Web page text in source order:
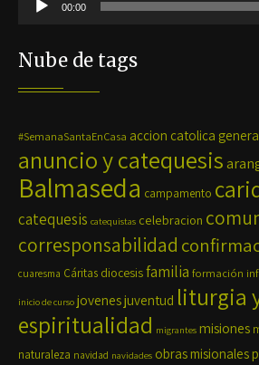
00:00
Nube de tags
#SemanaSantaEnCasa accion catolica
anuncio y catequesis
Balmaseda campamento
catequesis catequistas celebracion
corresponsabilidad
cuaresma Cáritas diocesisfamilia formación
inicio de curso jovenesjuventud liturgia
espiritualidad migrantes misiones
naturaleza navidad navidades obras misionales